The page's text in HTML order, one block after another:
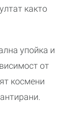
както
упойка и
от
космени